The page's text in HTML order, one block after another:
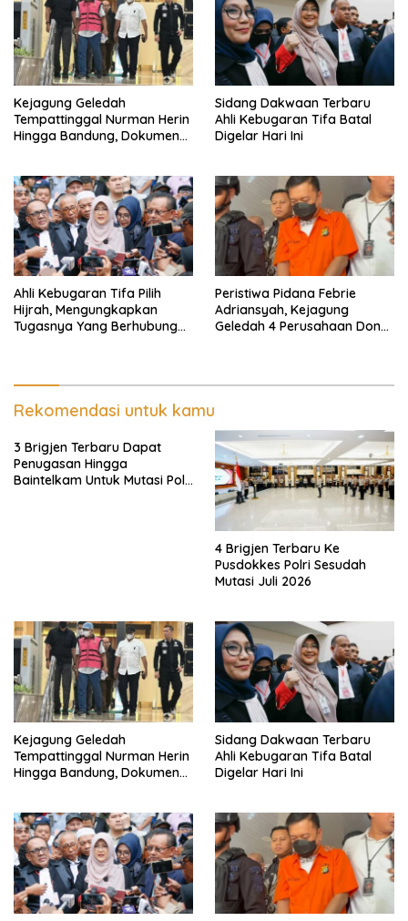
Kejagung Geledah
Tempattinggal Nurman Herin
Hingga Bandung, Dokumen
Sidang Dakwaan Terbaru
Ahli Kebugaran Tifa Batal
Digelar Hari Ini
Ahli Kebugaran Tifa Pilih
Hijrah, Mengungkapkan
Tugasnya Yang Berhubungan
Peristiwa Pidana Febrie
Adriansyah, Kejagung
Geledah 4 Perusahaan Don
Rekomendasi untuk kamu
3 Brigjen Terbaru Dapat
Penugasan Hingga
Baintelkam Untuk Mutasi Polri
4 Brigjen Terbaru Ke
Pusdokkes Polri Sesudah
Mutasi Juli 2026
Kejagung Geledah
Tempattinggal Nurman Herin
Hingga Bandung, Dokumen
Sidang Dakwaan Terbaru
Ahli Kebugaran Tifa Batal
Digelar Hari Ini